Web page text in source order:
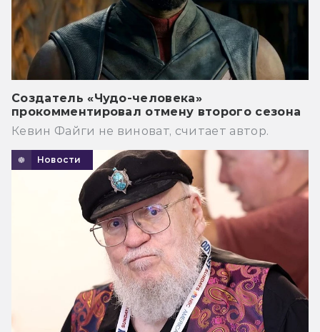
Создатель «Чудо-человека»
прокомментировал отмену второго сезона
Кевин Файги не виноват, считает автор.
Новости